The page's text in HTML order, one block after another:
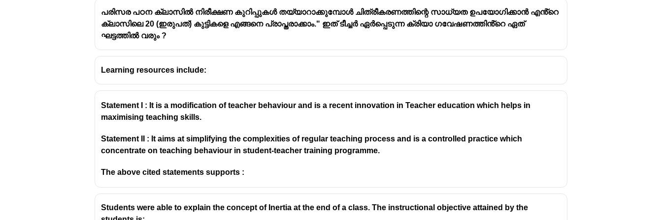
പ്രതിഫലനാത്മക കുറിപ്പ്: വിലയിരുത്തൽ ഘടകങ്ങൾ
അധ്യാപകന്റെ വിലയിരുത്തൽ:
സ്വയം വിലയിരുത്തൽ: അധ്യാപകൻ തന്റെ പഠനപ്രക്രിയയിലെ കഴിവുകളും പരിമിതികളും തിരിച്ചറിയുന്നു.
പ്രവർത്തനങ്ങളുടെ ഫലപ്രാപ്തി: സ്വീകരിച്ച പഠനതന്ത്രങ്ങൾ എത്രത്തോളം ഫലപ്രദമാണെന്ന് വിലയിരുത്തുന്നു.
മെച്ചപ്പെടുത്താനുള്ള വഴികൾ: അധ്യാപനരീതികളിൽ ആവശ്യമായ മാറ്റങ്ങൾ വരുത്താനും മെച്ചപ്പെടുത്താനും
പഠിതാവിന്റെ വിലയിരുത്തൽ:
പഠനാനുഭവങ്ങൾ: വിദ്യാർത്ഥികൾക്ക് ലഭിച്ച പഠനാനുഭവങ്ങളെക്കുറിച്ച് വിലയിരുത്തുന്നു.
പഠനനേട്ടങ്ങൾ: വിദ്യാർത്ഥികൾ നേടിയ അറിവും കഴിവുകളും വിലയിരുത്തുന്നു.
പ്രശ്നങ്ങളും പരിഹാരങ്ങളും: പഠനവുമായി ബന്ധപ്പെട്ട വിദ്യാർത്ഥികളുടെ പ്രശ്നങ്ങൾ കണ്ടെത്താനും പരിഹാരം
പരിസര പഠന ക്ലാസിൽ നിരീക്ഷണ കുറിപ്പുകൾ തയ്യാറാക്കുമ്പോൾ ചിത്രീകരണത്തിന്റെ സാധ്യത ഉപയോഗിക്കാൻ എൻ്റെ
ക്ലാസിലെ 20 (ഇരുപത്) കുട്ടികളെ എങ്ങനെ പ്രാപ്തരാക്കാം." ഇത് ടീച്ചർ ഏർപ്പെടുന്ന ക്രിയാ ഗവേഷണത്തിൻ്റെ ഏത്
ഘട്ടത്തിൽ വരും ?
Learning resources include:
Statement I : It is a modification of teacher behaviour and is a recent innovation in Teacher education which helps in
maximising teaching skills.
Statement II : It aims at simplifying the complexities of regular teaching process and is a controlled practice which
concentrate on teaching behaviour in student-teacher training programme.
The above cited statements supports :
Students were able to explain the concept of Inertia at the end of a class. The instructional objective attained by the